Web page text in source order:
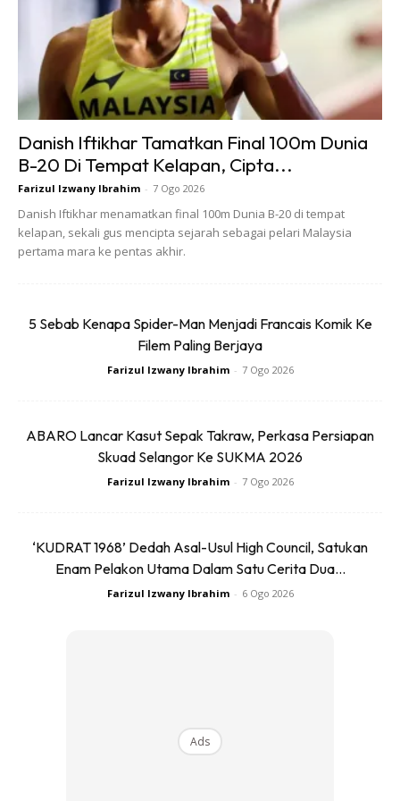
Ads
Kejayaan siri P-TRAINER KNIT di pasaran sebelum ini
memakai stoking atau lebih popular dengan itislah sock-like
fit. Tapaknya yang tebal dengan jalur Onitsuka Tiger
disertakan bersama FLYTEFOAM dan teknologi OrthoLite.
ICON SERIES
Danish Iftikhar Tamatkan Final 100m Dunia
B-20 Di Tempat Kelapan, Cipta...
Farizul Izwany Ibrahim - 7 Ogo 2026
Danish Iftikhar menamatkan final 100m Dunia B-20 di tempat
kelapan, sekali gus mencipta sejarah sebagai pelari Malaysia
pertama mara ke pentas akhir.
5 Sebab Kenapa Spider-Man Menjadi Francais Komik Ke
Filem Paling Berjaya
Farizul Izwany Ibrahim - 7 Ogo 2026
ABARO Lancar Kasut Sepak Takraw, Perkasa Persiapan
Skuad Selangor Ke SUKMA 2026
Farizul Izwany Ibrahim - 7 Ogo 2026
‘KUDRAT 1968’ Dedah Asal-Usul High Council, Satukan
Enam Pelakon Utama Dalam Satu Cerita Dua...
Farizul Izwany Ibrahim - 6 Ogo 2026
Ads